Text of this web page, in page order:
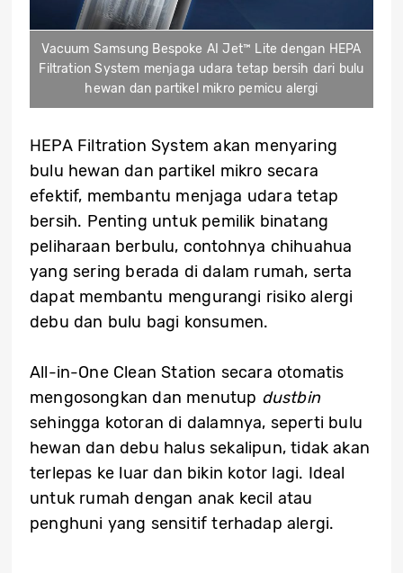
Vacuum Samsung Bespoke AI Jet™ Lite dengan HEPA
Filtration System menjaga udara tetap bersih dari bulu
hewan dan partikel mikro pemicu alergi
HEPA Filtration System akan menyaring
bulu hewan dan partikel mikro secara
efektif, membantu menjaga udara tetap
bersih. Penting untuk pemilik binatang
peliharaan berbulu, contohnya chihuahua
yang sering berada di dalam rumah, serta
dapat membantu mengurangi risiko alergi
debu dan bulu bagi konsumen.
All-in-One Clean Station secara otomatis
mengosongkan dan menutup dustbin
sehingga kotoran di dalamnya, seperti bulu
hewan dan debu halus sekalipun, tidak akan
terlepas ke luar dan bikin kotor lagi. Ideal
untuk rumah dengan anak kecil atau
penghuni yang sensitif terhadap alergi.